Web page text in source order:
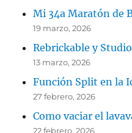
Mi 34a Maratón de
19 marzo, 2026
Rebrickable y
13 marzo, 2026
Función Split en la
27 febrero, 2026
Como vaciar el
22 febrero, 2026